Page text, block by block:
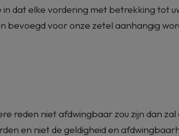
dat elke vordering met betrekking tot
bevoegd voor onze zetel aanhangig
reden niet afdwingbaar zou zijn dan zal
en niet de geldigheid en